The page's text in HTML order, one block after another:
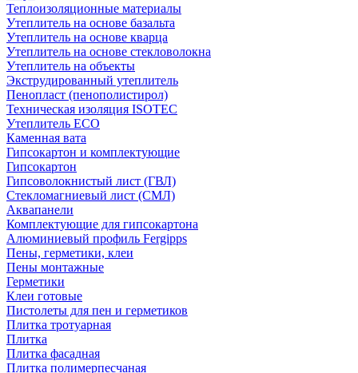
Теплоизоляционные материалы
Утеплитель на основе базальта
Утеплитель на основе кварца
Утеплитель на основе стекловолокна
Утеплитель на объекты
Экструдированный утеплитель
Пенопласт (пенополистирол)
Техническая изоляция ISOTEC
Утеплитель ECO
Каменная вата
Гипсокартон и комплектующие
Гипсокартон
Гипсоволокнистый лист (ГВЛ)
Стекломагниевый лист (СМЛ)
Аквапанели
Комплектующие для гипсокартона
Алюминиевый профиль Fergipps
Пены, герметики, клеи
Пены монтажные
Герметики
Клеи готовые
Пистолеты для пен и герметиков
Плитка тротуарная
Плитка
Плитка фасадная
Плитка полимерпесчаная